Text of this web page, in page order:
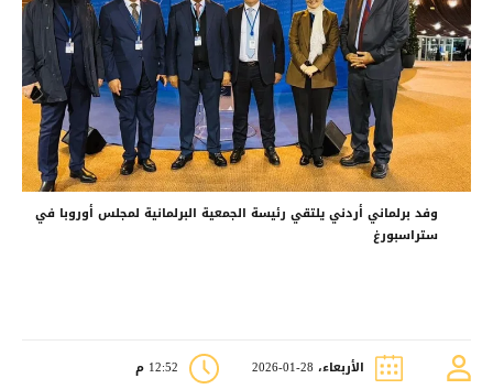
وفد برلماني أردني يلتقي رئيسة الجمعية البرلمانية لمجلس أوروبا في
ستراسبورغ
الأربعاء، 28-01-2026 12:52 م